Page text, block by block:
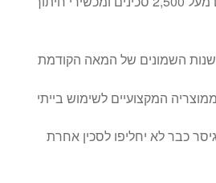
השמונים של המאה הקודמת
המקצועיים לשימוש בייתי
כבר לא יחליפו לסכין אחרת